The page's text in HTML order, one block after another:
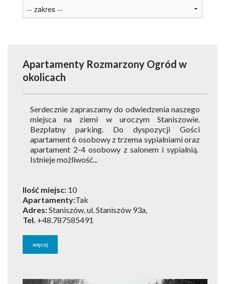
Apartamenty Rozmarzony Ogród w
okolicach
Serdecznie zapraszamy do odwiedzenia naszego
miejsca na ziemi w uroczym Staniszowie.
Bezpłatny parking. Do dyspozycji Gości
apartament 6 osobowy z trzema sypialniami oraz
apartament 2-4 osobowy z salonem i sypialnią.
Istnieje możliwość...
Ilość miejsc: 10
Apartamenty:Tak
Adres:Staniszów, ul. Staniszów 93a,
Tel. +48.787585491
więcej